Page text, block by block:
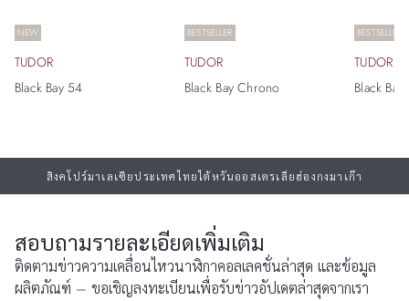
NEW
TUDOR
Black Bay 54
BESTSELLER
TUDOR
Black Bay Chrono
BESTSELLER
TUDOR
Black
สิงคโปร์มาเลเซียประเทศไทยไต้หวันออสเตรเลียฮ่องกงมาเก๊า
สอบถามรายละเอียดเพิ่มเติม
ติดตามข่าวความเคลื่อนไหวนาฬิกาคอลเลคชั่นล่าสุด และข้อมูล
ผลิตภัณฑ์ – ขอเชิญลงทะเบียนเพื่อรับข่าวอัปเดตล่าสุดจากเรา